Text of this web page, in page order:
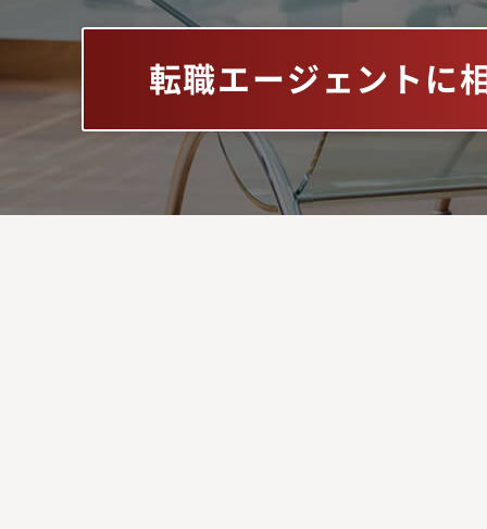
転職エージェントに